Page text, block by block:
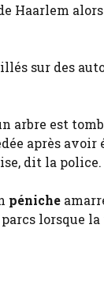
Haarlem
sur des
arbre est
après
dit la police.
péniche
lorsque